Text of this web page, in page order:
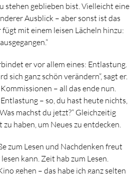
stehen geblieben bist. Vielleicht eine
Ausblick – aber sonst ist das
fügt mit einem leisen Lächeln hinzu:
er vor allem eines: Entlastung.
sich ganz schön verändern“, sagt er.
– all das ende nun.
– so, du hast heute nichts,
machst du jetzt?“ Gleichzeitig
haben, um Neues zu entdecken.
zum Lesen und Nachdenken freut
kann. Zeit hab zum Lesen.
gehen – das habe ich ganz selten